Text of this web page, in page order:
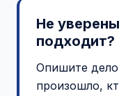
Не
подходит?
Опишите
произошло,